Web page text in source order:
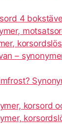
4
–
korsord